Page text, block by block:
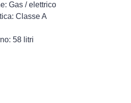
Gas / elettrico
Classe A
58 litri